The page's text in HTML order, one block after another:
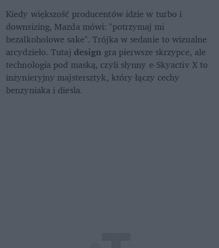
Kiedy większość producentów idzie w turbo i
downsizing, Mazda mówi: "potrzymaj mi
bezalkoholowe sake". Trójka w sedanie to wizualne
arcydzieło. Tutaj design gra pierwsze skrzypce, ale
technologia pod maską, czyli słynny e-Skyactiv X to
inżynieryjny majstersztyk, który łączy cechy
benzyniaka i diesla.